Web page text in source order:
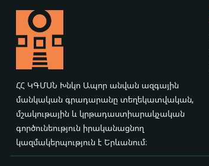
ՀՀ ԿԳՄՍՆ Խնկո Ապոր անվան ազգային
մանկական գրադարանը տեղեկատվական,
մշակութային և կրթադաստիարակչական
գործունեություն իրականացնող
կազմակերպություն է Երևանում։